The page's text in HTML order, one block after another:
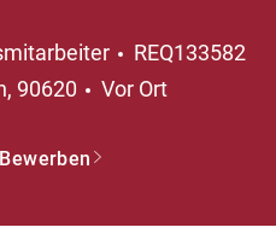
REQ133582
90620 Vor Ort